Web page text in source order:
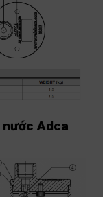
Adca